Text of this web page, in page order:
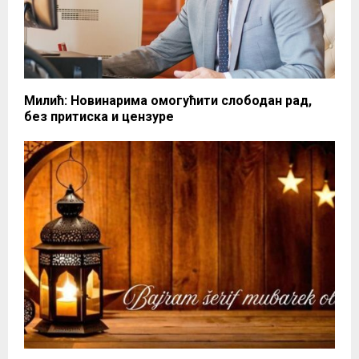
Милић: Новинарима омогућити слободан рад,
без притиска и цензуре